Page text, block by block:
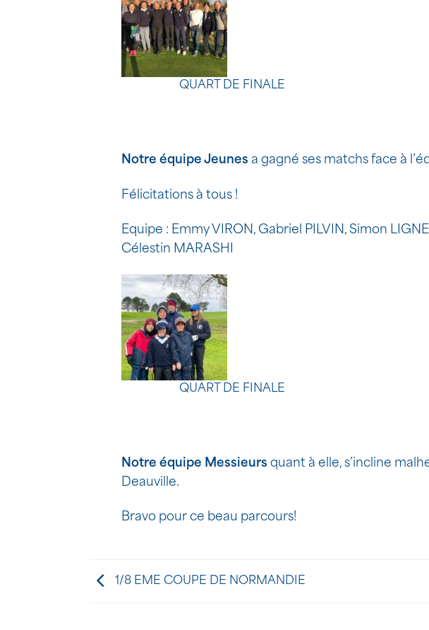
QUART DE FINALE
Notre équipe Jeunes a gagné ses matchs face à
Félicitations à tous !
Equipe : Emmy VIRON, Gabriel PILVIN, Simon
Célestin MARASHI
QUART DE FINALE
Notre équipe Messieurs quant à elle, s’incline
Deauville.
Bravo pour ce beau parcours!
1/8 EME COUPE DE NORMANDIE